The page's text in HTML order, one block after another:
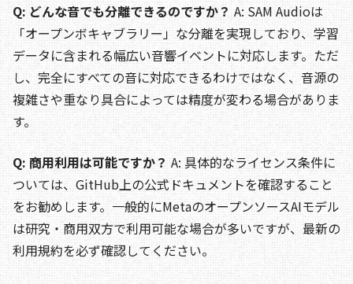
Q: どんな音でも分離できるのですか？ A: SAM Audioは
「オープンボキャブラリー」な分離を実現しており、学習
データに含まれる幅広い音響イベントに対応します。ただ
し、完全にすべての音に対応できるわけではなく、音源の
複雑さや重なり具合によっては精度が変わる場合がありま
す。
Q: 商用利用は可能ですか？ A: 具体的なライセンス条件に
ついては、GitHub上の公式ドキュメントを確認すること
をお勧めします。一般的にMetaのオープンソースAIモデル
は研究・商用双方で利用可能な場合が多いですが、最新の
利用規約を必ず確認してください。